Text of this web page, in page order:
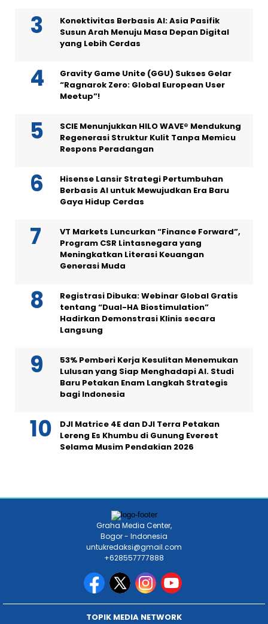
Konektivitas Berbasis AI: Asia Pasifik
Susun Arah Menuju Masa Depan Digital
yang Lebih Cerdas
Gravity Game Unite (GGU) Sukses Gelar
“Ragnarok Zero: Global European User
Meetup”!
SCIE Menunjukkan HILO WAVE® Mendukung
Regenerasi Struktur Kulit Tanpa Memicu
Respons Peradangan
Hisense Lansir Strategi Pertumbuhan
Berbasis AI untuk Mewujudkan Era Baru
Gaya Hidup Cerdas
VT Markets Luncurkan “Finance Forward”,
Program CSR Lintasnegara yang
Meningkatkan Literasi Keuangan
Generasi Muda
Registrasi Dibuka: Webinar Global Gratis
tentang “Dual-HA Biostimulation”
Hadirkan Demonstrasi Klinis secara
Langsung
53% Pemberi Kerja Kesulitan Menemukan
Lulusan yang Siap Menghadapi AI. Studi
Baru Petakan Enam Langkah Strategis
bagi Indonesia
DJI Matrice 4E dan DJI Terra Petakan
Lereng Es Khumbu di Gunung Everest
Selama Musim Pendakian 2026
Graha Media Center,
Bogor - Indonesia
untukredaksi@gmail.com
+628557777888
TOPIK MEDIA NETWORK